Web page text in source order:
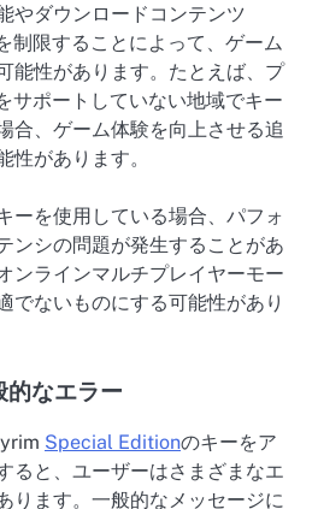
やダウンロードコンテンツ
制限することによって、ゲーム
能性があります。たとえば、プ
サポートしていない地域でキー
合、ゲーム体験を向上させる追
性があります。
ーを使用している場合、パフォ
ンシの問題が発生することがあ
ンラインマルチプレイヤーモー
でないものにする可能性があり
的なエラー
Special Editionのキーをア
ると、ユーザーはさまざまなエ
ります。一般的なメッセージに